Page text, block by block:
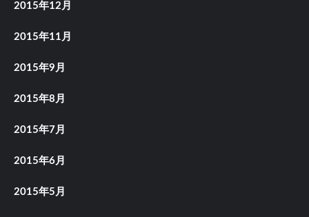
2015年12月
2015年11月
2015年9月
2015年8月
2015年7月
2015年6月
2015年5月